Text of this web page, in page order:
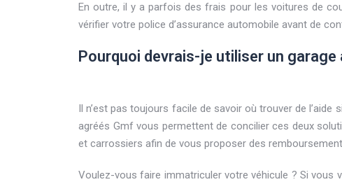
En outre, il y a parfois des frais pour les voitures de
vérifier votre police d’assurance automobile avant de
Pourquoi devrais-je utiliser un garage
Il n’est pas toujours facile de savoir où trouver de
agréés Gmf vous permettent de concilier ces deux
et carrossiers afin de vous proposer des
Voulez-vous faire immatriculer votre véhicule ? Si vous